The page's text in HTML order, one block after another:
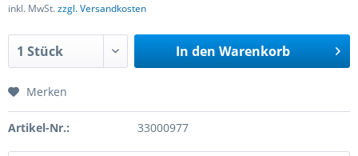
inkl. MwSt.zzgl. Versandkosten
In den Warenkorb
Merken
Artikel-Nr.: 33000977